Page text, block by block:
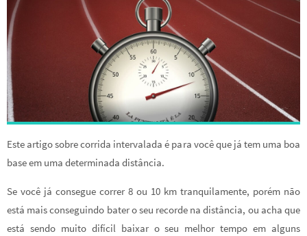
Este artigo sobre corrida intervalada é para você que já tem uma boa
base em uma determinada distância.
Se você já consegue correr 8 ou 10 km tranquilamente, porém não
está mais conseguindo bater o seu recorde na distância, ou acha que
está sendo muito difícil baixar o seu melhor tempo em alguns